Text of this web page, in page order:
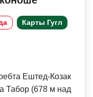
Карты Гугл
Ештед-Козак
Табор (678 м над